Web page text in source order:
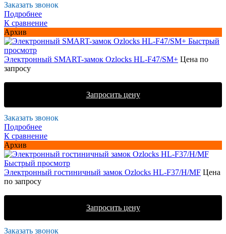
Заказать звонок
Подробнее
К сравнение
Архив
Быстрый
просмотр
Электронный SMART-замок Ozlocks HL-F47/SM+ Цена по
запросу
Запросить цену
Заказать звонок
Подробнее
К сравнение
Архив
Быстрый просмотр
Электронный гостиничный замок Ozlocks HL-F37/H/MF Цена
по запросу
Запросить цену
Заказать звонок